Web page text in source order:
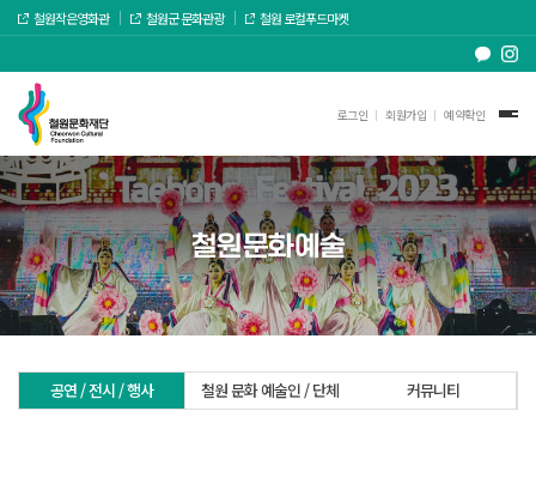
철원작은영화관 철원군 문화관광 철원 로컬푸드마켓
로그인 회원가입 예약확인
철원문화예술
공연 / 전시 / 행사 철원 문화 예술인 / 단체 커뮤니티